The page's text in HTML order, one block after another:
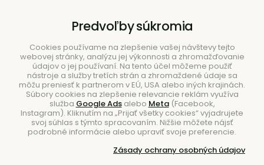
Hľadať
Predvoľby súkromia
Cookies používame na zlepšenie vašej návštevy tejto
webovej stránky, analýzu jej výkonnosti a zhromažďovanie
údajov o jej používaní. Na tento účel môžeme použiť
nástroje a služby tretích strán a zhromaždené údaje sa
môžu preniesť k partnerom v EÚ, USA alebo iných krajinách.
Súbory cookies na zlepšenie relevancie reklám využíva
služba Google Adsalebo Meta(Facebook,
Instagram). Kliknutím na „Prijať všetky cookies“ vyjadrujete
svoj súhlas s týmto spracovaním. Nižšie môžete nájsť
podrobné informácie alebo upraviť svoje preferencie.
Zásady ochrany osobných údajov